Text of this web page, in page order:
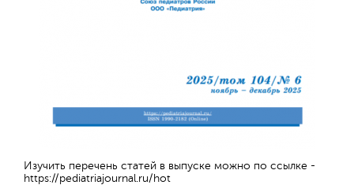
Изучить перечень статей в выпуске можно по ссылке -
https://pediatriajournal.ru/hot